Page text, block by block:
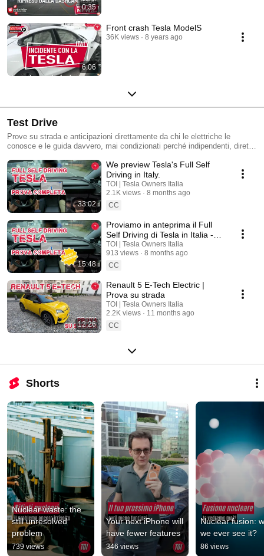
0:35
6:06
Front crash Tesla ModelS
36K views 8 years ago
Test Drive
Prove su strada e anticipazioni direttamente da chi le elettriche le
conosce e le guida davvero, mai condizionati perché indipendenti, diretti
33:02
We preview Tesla's Full Self
Driving in Italy.
TOI | Tesla Owners Italia
2.1K views
8 months ago
CC
15:48
Proviamo in anteprima il Full
Self Driving di Tesla in Italia -
Versione Short
TOI | Tesla Owners Italia
913 views
8 months ago
CC
12:26
Renault 5 E-Tech Electric |
Prova su strada
TOI | Tesla Owners Italia
2.2K views
11 months ago
CC
Shorts
Nuclear waste: the
still unresolved
problem
739 views
Your next iPhone will
have fewer features
346 views
Nuclear fusion:
we ever see it?
86 views